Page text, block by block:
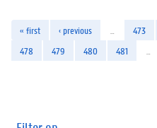
« first ‹ previous 473
478
479 480 481